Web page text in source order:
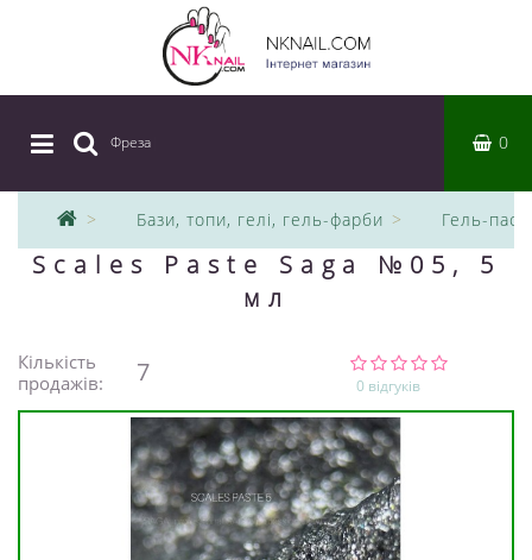
Фреза 0
Бази, топи, гелі, гель-фарби Гель-
Scales Paste Saga №05, 5
мл
Кількість
продажів:
7 0 відгуків